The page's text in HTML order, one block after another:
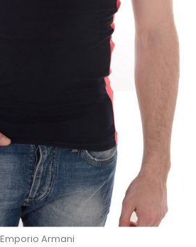
Emporio Armani